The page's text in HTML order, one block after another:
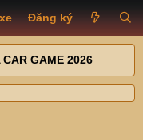
Đăng ký
GAME 2026